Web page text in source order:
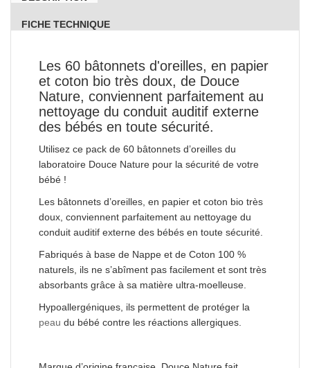
FICHE TECHNIQUE
Les 60 bâtonnets d'oreilles, en papier
et coton bio très doux, de Douce
Nature, conviennent parfaitement au
nettoyage du conduit auditif externe
des bébés en toute sécurité.
Utilisez ce pack de 60 bâtonnets d’oreilles du
laboratoire Douce Nature pour la sécurité de votre
bébé !
Les bâtonnets d’oreilles, en papier et coton bio très
doux, conviennent parfaitement au nettoyage du
conduit auditif externe des bébés en toute sécurité.
Fabriqués à base de Nappe et de Coton 100 %
naturels, ils ne s’abîment pas facilement et sont très
absorbants grâce à sa matière ultra-moelleuse.
Hypoallergéniques, ils permettent de protéger la
peau du bébé contre les réactions allergiques.